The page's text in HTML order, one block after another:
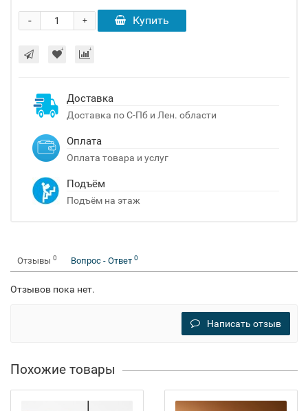
+
- Купить
Доставка
Доставка по С-Пб и Лен. области
Оплата
Оплата товара и услуг
Подъём
Подъём на этаж
Отзывы 0 Вопрос - Ответ 0
Отзывов пока нет.
Написать отзыв
Похожие товары